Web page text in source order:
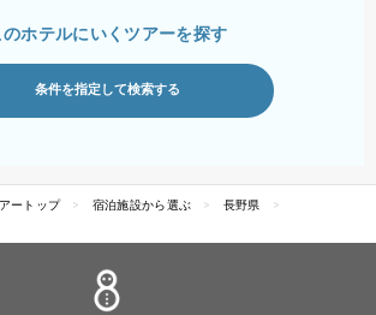
のホテルにいくツアーを探す
条件を指定して検索する
ートップ 宿泊施設から選ぶ
長野県